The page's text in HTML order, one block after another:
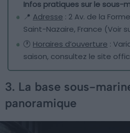
Infos pratiques sur le sous-
📍 Adresse : 2 Av. de la
Saint-Nazaire, France (Voir
🕐 Horaires d’ouverture :
saison, consultez le site
3. La base sous-
panoramique